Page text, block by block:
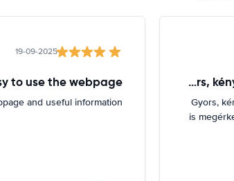
Gyors, kényelmes, minden dokumentum több
Gyors,
is
19-09-2025
to use the webpage
and useful information